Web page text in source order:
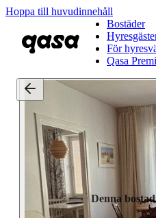
Hoppa till huvudinnehåll
Bostäder
För
Qasa
Denna